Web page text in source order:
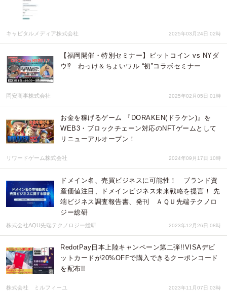
キャピタルメディア株式会社 2025年03月24日 02時
【福岡開催・特別セミナー】ビットコイン vs NYダ
ウ⁉ わっけ＆ちょいワル “初”コラボセミナー
岡安商事株式会社 2025年02月05日 01時
お金を稼げるゲーム 『DORAKEN(ドラケン)』を
WEB3・ブロックチェーン対応のNFTゲームとして
リニューアルオープン！
リワードゲーム株式会社 2024年09月17日 10時
ドメイン名、売買ビジネスに可能性！ ブランド資
産価値注目、ドメインビジネス未来戦略を提言！ 先
端ビジネス調査報告書、発刊 ＡＱＵ先端テクノロ
ジー総研
株式会社AQU先端テクノロジー総研 2023年12月26日 08時
RedotPay日本上陸キャンペーン第二弾!!VISAデビ
ットカードが20%OFFで購入できるクーポンコード
を配布!!
株式会社 ミルフィーユ 2023年11月07日 03時